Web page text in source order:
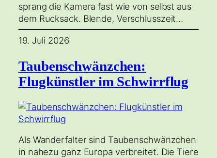
sprang die Kamera fast wie von selbst aus
dem Rucksack. Blende, Verschlusszeit…
19. Juli 2026
Taubenschwänzchen:
Flugkünstler im Schwirrflug
Als Wanderfalter sind Taubenschwänzchen
in nahezu ganz Europa verbreitet. Die Tiere